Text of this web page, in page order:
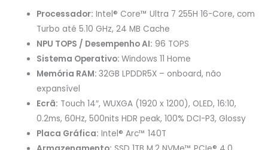
Processador: Intel® Core™ Ultra 7 255H 16-Core, com
Turbo até 5.10 GHz, 24 MB Cache
NPU TOPS / Desempenho AI: 96 TOPS
Sistema Operativo:Windows 11 Home
Memória RAM:32GB LPDDR5X – onboard, não
expansível
Ecrã: Touch 14″, WUXGA (1920 x 1200), OLED, 16:10,
0.2ms, 60Hz, 500nits HDR peak, 100% DCI-P3, Glossy
Placa Gráfica: Intel® Arc™ 140T